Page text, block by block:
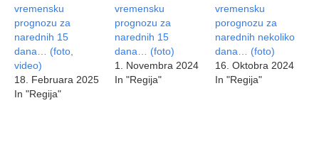
vremensku
prognozu za
narednih 15
dana… (foto,
video)
18. Februara 2025
In "Regija"
vremensku
prognozu za
narednih 15
dana… (foto)
1. Novembra 2024
In "Regija"
vremensku
porognozu za
narednih nekoliko
dana… (foto)
16. Oktobra 2024
In "Regija"